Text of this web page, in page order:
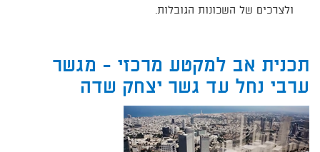
ולצרכים של השכונות הגובלות.
תכנית אב למקטע מרכזי - מגשר
ערבי נחל עד גשר יצחק שדה